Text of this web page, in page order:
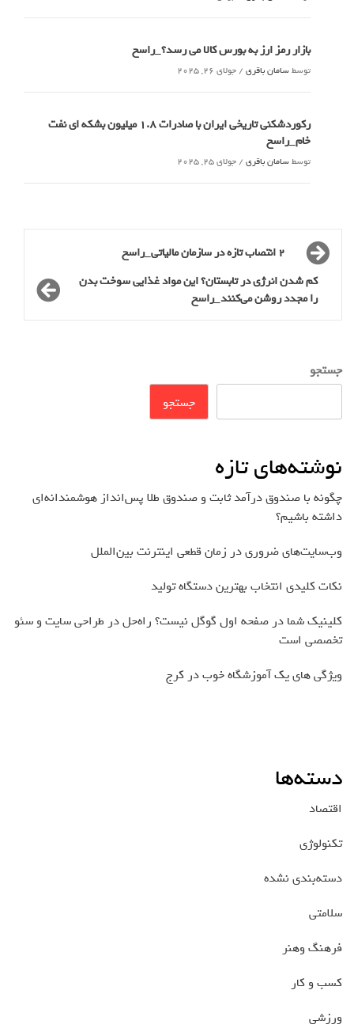
بازار رمز ارز به بورس کالا می رسد؟_راسخ
توسطسامان باقری / جولای 26, 2025
رکوردشکنی تاریخی ایران با صادرات 1.8 میلیون بشکه ای نفت
خام_راسخ
توسطسامان باقری / جولای 25, 2025
2 انتصاب تازه در سازمان مالیاتی_راسخ
کم شدن انرژی در تابستان؟ این مواد غذایی سوخت بدن
را مجدد روشن می‌کنند_راسخ
جستجو
جستجو
نوشته‌های تازه
چگونه با صندوق درآمد ثابت و صندوق طلا پس‌انداز هوشمندانه‌ای
داشته باشیم؟
وب‌سایت‌های ضروری در زمان قطعی اینترنت بین‌الملل
نکات کلیدی انتخاب بهترین دستگاه تولید
کلینیک شما در صفحه اول گوگل نیست؟ راه‌حل در طراحی سایت و سئو
تخصصی است
ویژگی های یک آموزشگاه خوب در کرج
دسته‌ها
اقتصاد
تکنولوژی
دسته‌بندی نشده
سلامتی
فرهنگ وهنر
کسب و کار
ورزشی